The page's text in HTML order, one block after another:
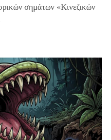
σημάτων «Κινεζικών